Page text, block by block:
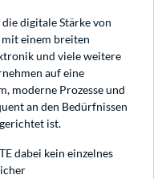
digitale Stärke von
einem breiten
und viele weitere
auf eine
moderne Prozesse und
an den Bedürfnissen
ist.
dabei kein einzelnes